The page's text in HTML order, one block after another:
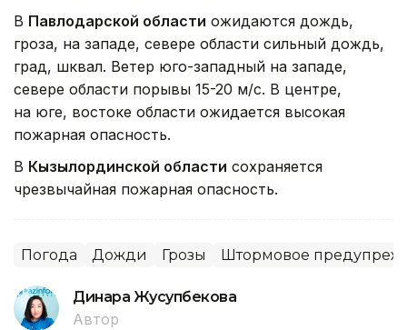
В Павлодарской области ожидаются дождь,
гроза, на западе, севере области сильный дождь,
град, шквал. Ветер юго-западный на западе,
севере области порывы 15-20 м/с. В центре,
на юге, востоке области ожидается высокая
пожарная опасность.
В Кызылординской области сохраняется
чрезвычайная пожарная опасность.
Погода Дожди Грозы Штормовое
Динара Жусупбекова
Автор